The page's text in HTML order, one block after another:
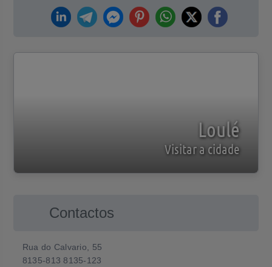
Loulé
Visitar a cidade
Contactos
Rua do Calvario, 55
8135-813 8135-123